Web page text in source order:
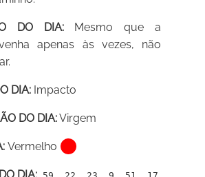
DO DIA:Mesmo que a
apenas às vezes, não
DIA: Impacto
DO DIA:Virgem
Vermelho